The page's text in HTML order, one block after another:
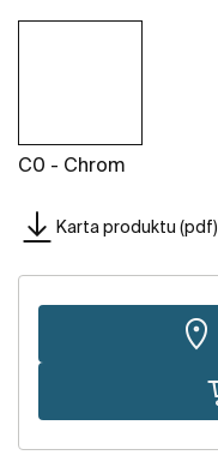
C0 - Chrom
Karta produktu (pdf)